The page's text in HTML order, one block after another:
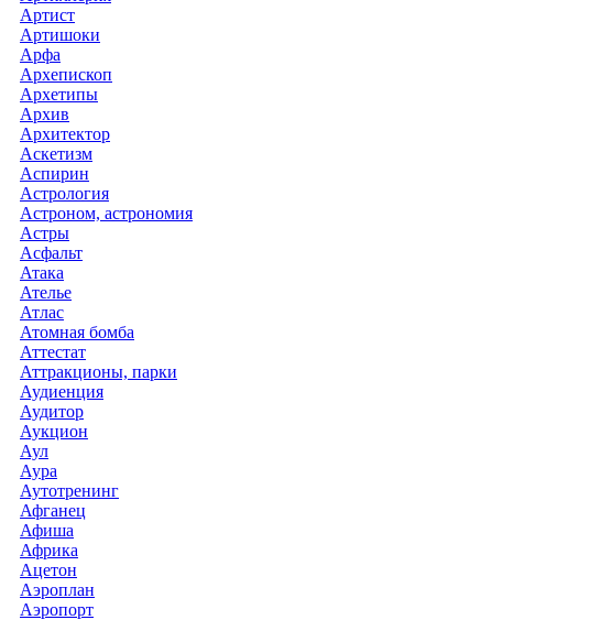
Артист
Артишоки
Арфа
Архепископ
Архетипы
Архив
Архитектор
Аскетизм
Аспирин
Астрология
Астроном, астрономия
Астры
Асфальт
Атака
Ателье
Атлас
Атомная бомба
Аттестат
Аттракционы, парки
Аудиенция
Аудитор
Аукцион
Аул
Аура
Аутотренинг
Афганец
Афиша
Африка
Ацетон
Аэроплан
Аэропорт